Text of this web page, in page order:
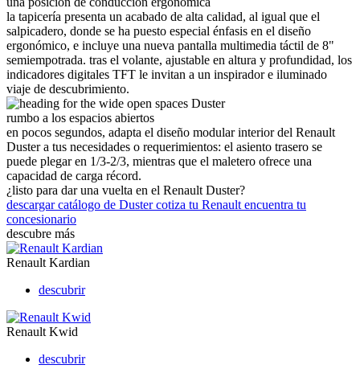
la tapicería presenta un acabado de alta calidad, al igual que el
salpicadero, donde se ha puesto especial énfasis en el diseño
ergonómico, e incluye una nueva pantalla multimedia táctil de 8"
semiempotrada. tras el volante, ajustable en altura y profundidad, los
indicadores digitales TFT le invitan a un inspirador e iluminado
viaje de descubrimiento.
rumbo a los espacios abiertos
en pocos segundos, adapta el diseño modular interior del Renault
Duster a tus necesidades o requerimientos: el asiento trasero se
puede plegar en 1/3-2/3, mientras que el maletero ofrece una
capacidad de carga récord.
¿listo para dar una vuelta en el Renault Duster?
descargar catálogo de Duster cotiza tu Renault encuentra tu
concesionario
descubre más
Renault Kardian
descubrir
Renault Kwid
descubrir